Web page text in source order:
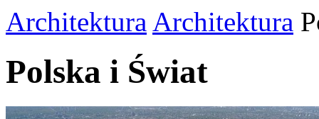
Architektura Architektura
Polska i Świat